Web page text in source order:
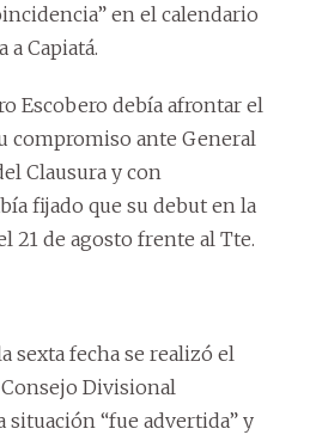
en el calendario
a Capiatá.
Escobero debía afrontar el
compromiso ante General
Clausura y con
fijado que su debut en la
21 de agosto frente al Tte.
sexta fecha se realizó el
Divisional
situación “fue advertida” y